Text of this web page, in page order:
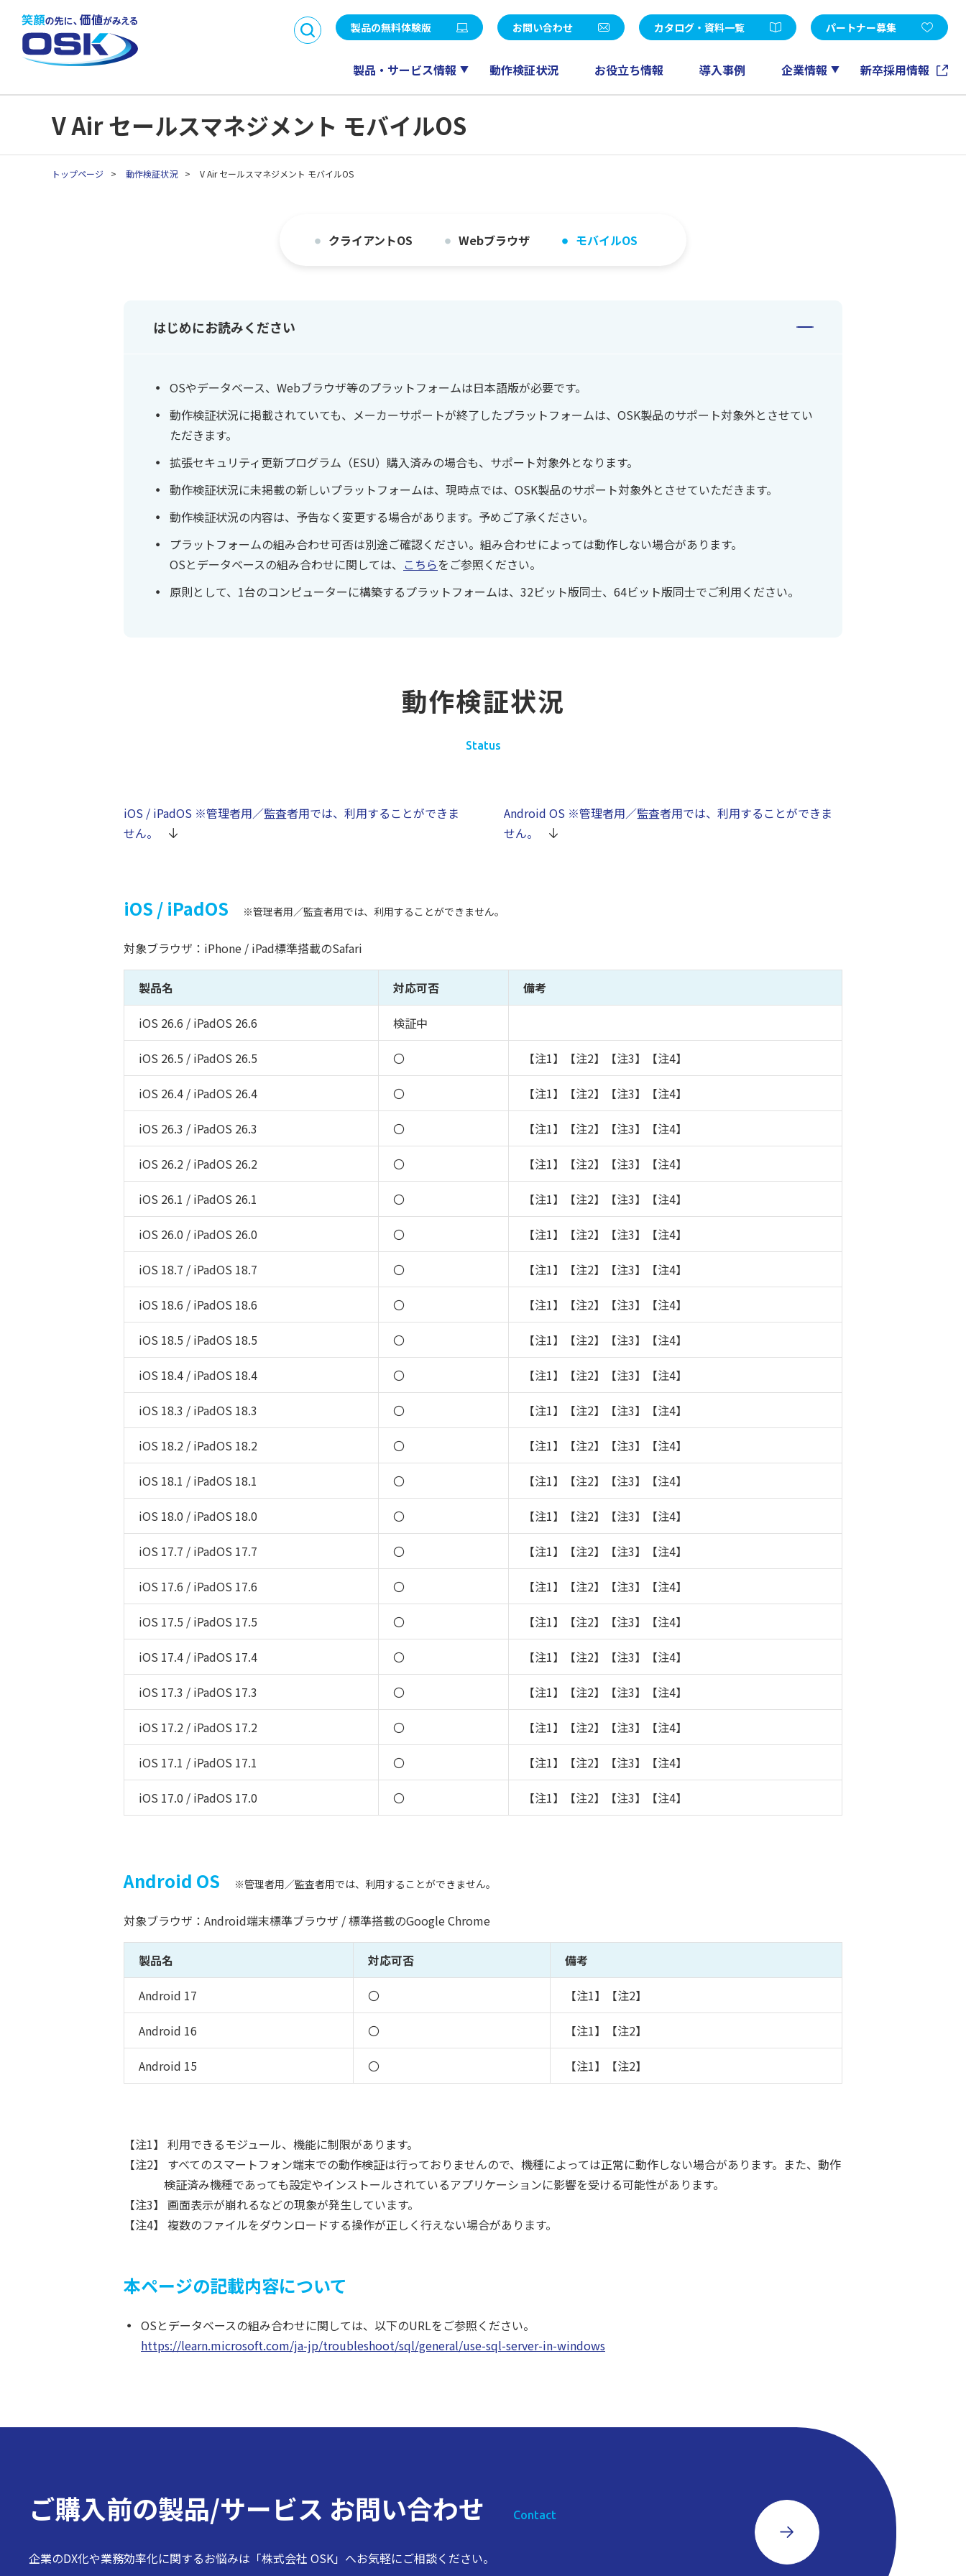
製品の無料体験版 お問い合わせ カタログ・資料一覧 パートナー募集
製品・サービス情報 動作検証状況 お役立ち情報 導入事例 企業情報 新卒採用情報
から探す
業務目的で探す
業種別製品・サービス
を探す
SMILE V Air / SMILE V 2nd Edition
販売
CTI
生産革新 Raijin
eValue V Air / eValue V 2nd Edition
ドキュメント管理
Microsoft365
GeneXus
沿革 事業所一覧 決算公告
パートナープログラム
API連携開発パートナ
ー制度
V Air セールスマネジメント モバイルOS
トップページ > 動作検証状況 > V Air セールスマネジメント モバイルOS
クライアントOS Webブラウザ モバイルOS
はじめにお読みください
OSやデータベース、Webブラウザ等のプラットフォームは日本語版が必要です。
動作検証状況に掲載されていても、メーカーサポートが終了したプラットフォームは、OSK製品のサポート対象外とさせてい
ただきます。
拡張セキュリティ更新プログラム（ESU）購入済みの場合も、サポート対象外となります。
動作検証状況に未掲載の新しいプラットフォームは、現時点では、OSK製品のサポート対象外とさせていただきます。
動作検証状況の内容は、予告なく変更する場合があります。予めご了承ください。
プラットフォームの組み合わせ可否は別途ご確認ください。組み合わせによっては動作しない場合があります。
OSとデータベースの組み合わせに関しては、 こちらをご参照ください。
原則として、1台のコンピューターに構築するプラットフォームは、32ビット版同士、64ビット版同士でご利用ください。
動作検証状況
Status
iOS / iPadOS ※管理者用／監査者用では、利用することができま
せん。
Android OS ※管理者用／監査者用では、利用することができま
せん。
iOS / iPadOS ※管理者用／監査者用では、利用することができません。
対象ブラウザ：iPhone / iPad標準搭載のSafari
製品名 対応可否 備考
iOS 26.6 / iPadOS 26.6 検証中
iOS 26.5 / iPadOS 26.5 〇 【注1】【注2】【注3】【注4】
iOS 26.4 / iPadOS 26.4 〇 【注1】【注2】【注3】【注4】
iOS 26.3 / iPadOS 26.3 〇 【注1】【注2】【注3】【注4】
iOS 26.2 / iPadOS 26.2 〇 【注1】【注2】【注3】【注4】
iOS 26.1 / iPadOS 26.1 〇 【注1】【注2】【注3】【注4】
iOS 26.0 / iPadOS 26.0 〇 【注1】【注2】【注3】【注4】
iOS 18.7 / iPadOS 18.7 〇 【注1】【注2】【注3】【注4】
iOS 18.6 / iPadOS 18.6 〇 【注1】【注2】【注3】【注4】
iOS 18.5 / iPadOS 18.5 〇 【注1】【注2】【注3】【注4】
iOS 18.4 / iPadOS 18.4 〇 【注1】【注2】【注3】【注4】
iOS 18.3 / iPadOS 18.3 〇 【注1】【注2】【注3】【注4】
iOS 18.2 / iPadOS 18.2 〇 【注1】【注2】【注3】【注4】
iOS 18.1 / iPadOS 18.1 〇 【注1】【注2】【注3】【注4】
iOS 18.0 / iPadOS 18.0 〇 【注1】【注2】【注3】【注4】
iOS 17.7 / iPadOS 17.7 〇 【注1】【注2】【注3】【注4】
iOS 17.6 / iPadOS 17.6 〇 【注1】【注2】【注3】【注4】
iOS 17.5 / iPadOS 17.5 〇 【注1】【注2】【注3】【注4】
iOS 17.4 / iPadOS 17.4 〇 【注1】【注2】【注3】【注4】
iOS 17.3 / iPadOS 17.3 〇 【注1】【注2】【注3】【注4】
iOS 17.2 / iPadOS 17.2 〇 【注1】【注2】【注3】【注4】
iOS 17.1 / iPadOS 17.1 〇 【注1】【注2】【注3】【注4】
iOS 17.0 / iPadOS 17.0 〇 【注1】【注2】【注3】【注4】
Android OS ※管理者用／監査者用では、利用することができません。
対象ブラウザ：Android端末標準ブラウザ / 標準搭載のGoogle Chrome
製品名 対応可否 備考
Android 17 〇 【注1】【注2】
Android 16 〇 【注1】【注2】
Android 15 〇 【注1】【注2】
【注1】 利用できるモジュール、機能に制限があります。
【注2】 すべてのスマートフォン端末での動作検証は行っておりませんので、機種によっては正常に動作しない場合があります。また、動作
検証済み機種であっても設定やインストールされているアプリケーションに影響を受ける可能性があります。
【注3】 画面表示が崩れるなどの現象が発生しています。
【注4】 複数のファイルをダウンロードする操作が正しく行えない場合があります。
本ページの記載内容について
OSとデータベースの組み合わせに関しては、以下のURLをご参照ください。
https://learn.microsoft.com/ja-jp/troubleshoot/sql/general/use-sql-server-in-windows
ご購入前の製品/サービス お問い合わせ Contact
企業のDX化や業務効率化に関するお悩みは「株式会社 OSK」へお気軽にご相談ください。